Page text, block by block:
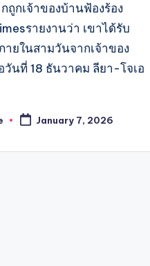
ถูกเจ้าของบ้านฟ้องร้อง
รายงานว่า เขาได้รับ
ยในสามวันจากเจ้าของ
วันที่ 18 ธันวาคม ลียา-โจเอ
January 7, 2026